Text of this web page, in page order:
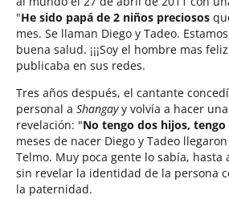
"He sido papá de 2 niños preciosos
mes. Se llaman Diego y Tadeo.
buena salud. ¡¡¡Soy el hombre mas
publicaba en sus redes.
Tres años después, el cantante
personal a Shangayy volvía a hacer
revelación: "No tengo dos hijos,
meses de nacer Diego y Tadeo
Telmo. Muy poca gente lo sabía, hasta
sin revelar la identidad de la persona
la paternidad.